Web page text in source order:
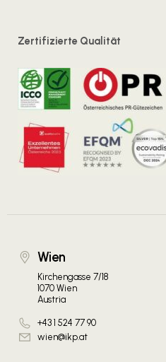
Zertifizierte Qualität
Wien
Kirchengasse 7/18
1070 Wien
Austria
+43 1 524 77 90
wien@ikp.at